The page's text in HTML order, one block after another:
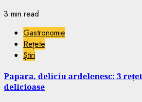
3 min read
Gastronomie
Rețete
Știri
Papara, deliciu ardelenesc: 3
delicioase